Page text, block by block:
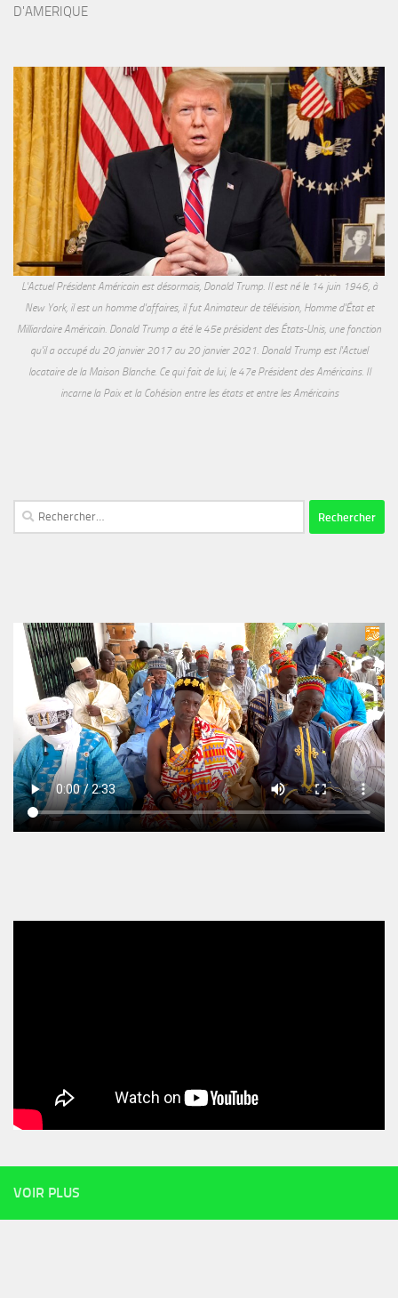
D'AMERIQUE
L'Actuel Président Américain est désormais, Donald Trump. Il est né le 14 juin 1946, à
New York, il est un homme d'affaires, il fut Animateur de télévision, Homme d'État et
Milliardaire Américain. Donald Trump a été le 45e président des États-Unis, une fonction
qu'il a occupé du 20 janvier 2017 au 20 janvier 2021. Donald Trump est l'Actuel
locataire de la Maison Blanche. Ce qui fait de lui, le 47e Président des Américains. Il
incarne la Paix et la Cohésion entre les états et entre les Américains
Rechercher :
VOIR PLUS